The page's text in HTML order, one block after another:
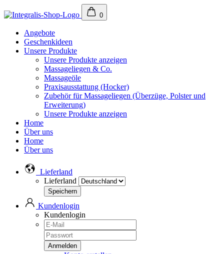
0
Angebote
Geschenkideen
Unsere Produkte
Unsere Produkte anzeigen
Massageliegen & Co.
Massageöle
Praxisausstattung (Hocker)
Zubehör für Massageliegen (Überzüge, Polster und
Erweiterung)
Unsere Produkte anzeigen
Home
Über uns
Home
Über uns
Lieferland
Lieferland
Kundenlogin
Kundenlogin